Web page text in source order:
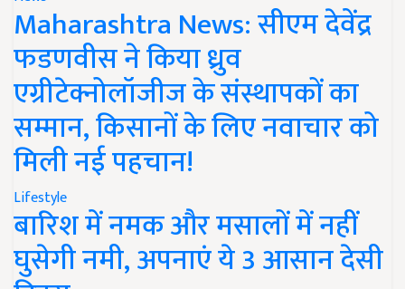
Maharashtra News: सीएम देवेंद्र
फडणवीस ने किया ध्रुव
एग्रीटेक्नोलॉजीज के संस्थापकों का
सम्मान, किसानों के लिए नवाचार को
मिली नई पहचान!
Lifestyle
बारिश में नमक और मसालों में नहीं
घुसेगी नमी, अपनाएं ये 3 आसान देसी